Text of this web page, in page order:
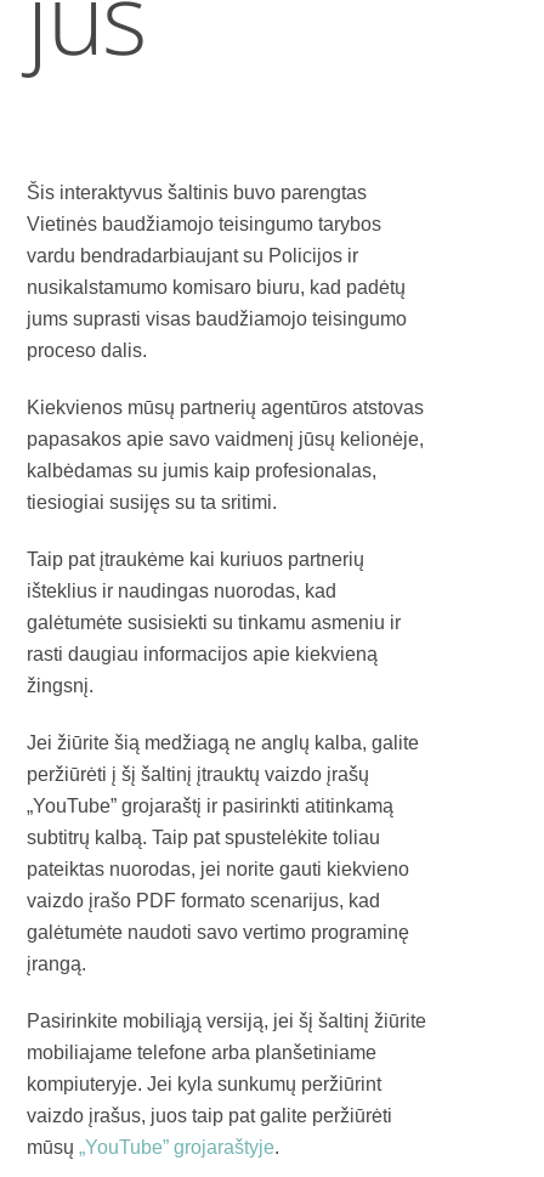
Šis interaktyvus šaltinis buvo parengtas
Vietinės baudžiamojo teisingumo tarybos
vardu bendradarbiaujant su Policijos ir
nusikalstamumo komisaro biuru, kad padėtų
jums suprasti visas baudžiamojo teisingumo
proceso dalis.
Kiekvienos mūsų partnerių agentūros atstovas
papasakos apie savo vaidmenį jūsų kelionėje,
kalbėdamas su jumis kaip profesionalas,
tiesiogiai susijęs su ta sritimi.
Taip pat įtraukėme kai kuriuos partnerių
išteklius ir naudingas nuorodas, kad
galėtumėte susisiekti su tinkamu asmeniu ir
rasti daugiau informacijos apie kiekvieną
žingsnį.
Jei žiūrite šią medžiagą ne anglų kalba, galite
peržiūrėti į šį šaltinį įtrauktų vaizdo įrašų
„YouTube” grojaraštį ir pasirinkti atitinkamą
subtitrų kalbą. Taip pat spustelėkite toliau
pateiktas nuorodas, jei norite gauti kiekvieno
vaizdo įrašo PDF formato scenarijus, kad
galėtumėte naudoti savo vertimo programinę
įrangą.
Pasirinkite mobiliąją versiją, jei šį šaltinį žiūrite
mobiliajame telefone arba planšetiniame
kompiuteryje. Jei kyla sunkumų peržiūrint
vaizdo įrašus, juos taip pat galite peržiūrėti
mūsų„YouTube” grojaraštyje.